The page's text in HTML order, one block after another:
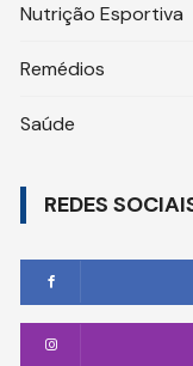
Nutrição Esportiva
Remédios
Saúde
REDES